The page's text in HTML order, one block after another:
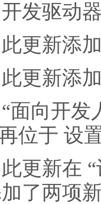
驱动器
新添
新添
向开发
位于 设
新在 “
了两项